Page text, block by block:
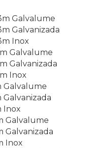
Galvalume
Galvanizada
Inox
Galvalume
Galvanizada
Inox
Galvalume
Galvanizada
Inox
Galvalume
Galvanizada
Inox